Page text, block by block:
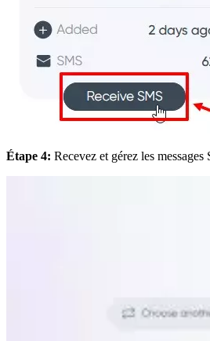
Étape 4: Recevez et gérez les messages